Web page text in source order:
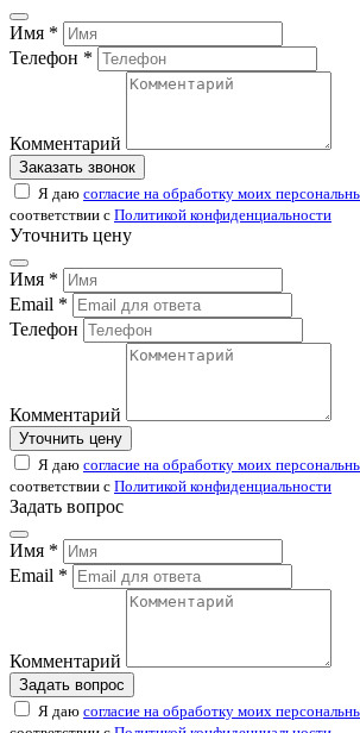
Имя *
Телефон *
Комментарий
Заказать звонок
Я даю согласие на обработку моих
соответствии с Политикой конфиденциальности
Уточнить цену
Имя *
Email *
Телефон
Комментарий
Уточнить цену
Я даю согласие на обработку моих
соответствии с Политикой конфиденциальности
Задать вопрос
Имя *
Email *
Комментарий
Задать вопрос
Я даю согласие на обработку моих